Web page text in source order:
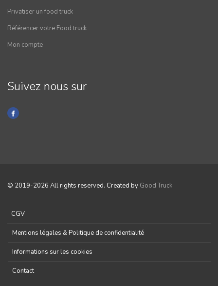
Privatiser un food truck
Référencer votre Food truck
Mon compte
Suivez nous sur
© 2019-2026 All rights reserved. Created by Good Truck
CGV
Mentions légales & Politique de confidentialité
Informations sur les cookies
Contact